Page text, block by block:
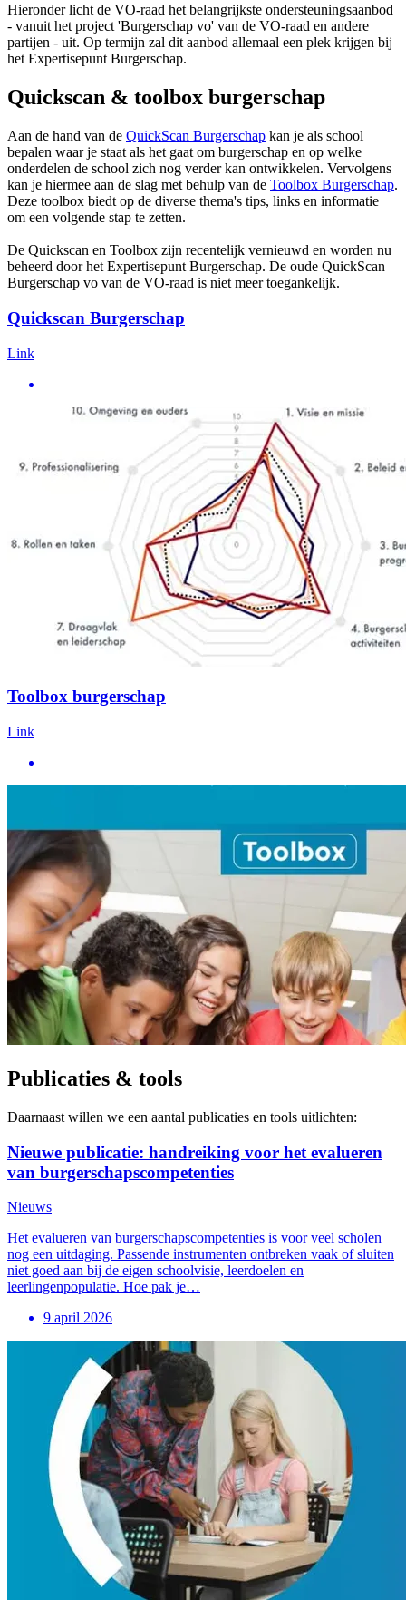
Hieronder licht de VO-raad het belangrijkste ondersteuningsaanbod
- vanuit het project 'Burgerschap vo' van de VO-raad en andere
partijen - uit. Op termijn zal dit aanbod allemaal een plek krijgen bij
het Expertisepunt Burgerschap.
Quickscan & toolbox burgerschap
Aan de hand van de QuickScan Burgerschap kan je als school
bepalen waar je staat als het gaat om burgerschap en op welke
onderdelen de school zich nog verder kan ontwikkelen. Vervolgens
kan je hiermee aan de slag met behulp van de Toolbox Burgerschap.
Deze toolbox biedt op de diverse thema's tips, links en informatie
om een volgende stap te zetten.
De Quickscan en Toolbox zijn recentelijk vernieuwd en worden nu
beheerd door het Expertisepunt Burgerschap. De oude QuickScan
Burgerschap vo van de VO-raad is niet meer toegankelijk.
Quickscan Burgerschap
Link
Toolbox burgerschap
Link
Publicaties & tools
Daarnaast willen we een aantal publicaties en tools uitlichten:
Nieuwe publicatie: handreiking voor het evalueren
van burgerschapscompetenties
Nieuws
Het evalueren van burgerschapscompetenties is voor veel scholen
nog een uitdaging. Passende instrumenten ontbreken vaak of sluiten
niet goed aan bij de eigen schoolvisie, leerdoelen en
leerlingenpopulatie. Hoe pak je…
9 april 2026